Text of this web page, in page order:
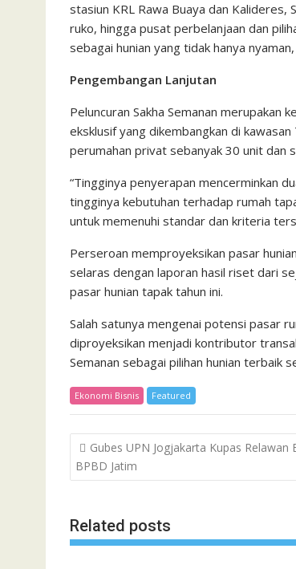
stasiun KRL Rawa Buaya dan
ruko, hingga pusat perbelanjaan dan
sebagai hunian yang tidak hanya
Pengembangan Lanjutan
Peluncuran Sakha Semanan merupakan
eksklusif yang dikembangkan di
perumahan privat sebanyak 30 unit dan
“Tingginya penyerapan mencerminkan
tingginya kebutuhan terhadap rumah
untuk memenuhi standar dan kriteria
Perseroan memproyeksikan pasar
selaras dengan laporan hasil riset dari
pasar hunian tapak tahun ini.
Salah satunya mengenai potensi pasar
diproyeksikan menjadi kontributor
Semanan sebagai pilihan hunian terbaik
Ekonomi Bisnis Featured
Post
navigation
Gubes UPN Jogjakarta Kupas Relawan
BPBD Jatim
Related posts